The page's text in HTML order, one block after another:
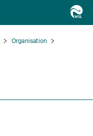
Organisation